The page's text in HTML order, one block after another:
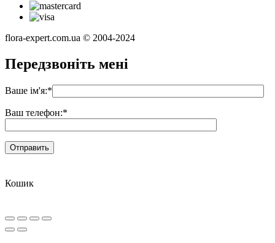
flora-expert.com.ua © 2004-2024
Передзвоніть мені
Ваше ім'я:*
Ваш телефон:*
Кошик